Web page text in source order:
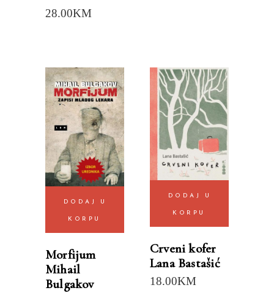
28.00KM
DODAJ U
KORPU
Morfijum
Mihail
Bulgakov
DODAJ U
KORPU
Crveni kofer
Lana Bastašić
18.00KM